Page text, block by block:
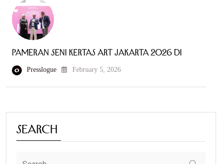
Pameran Seni Kertas Art Jakarta 2026 di
Presslogue February 5, 2026
Search